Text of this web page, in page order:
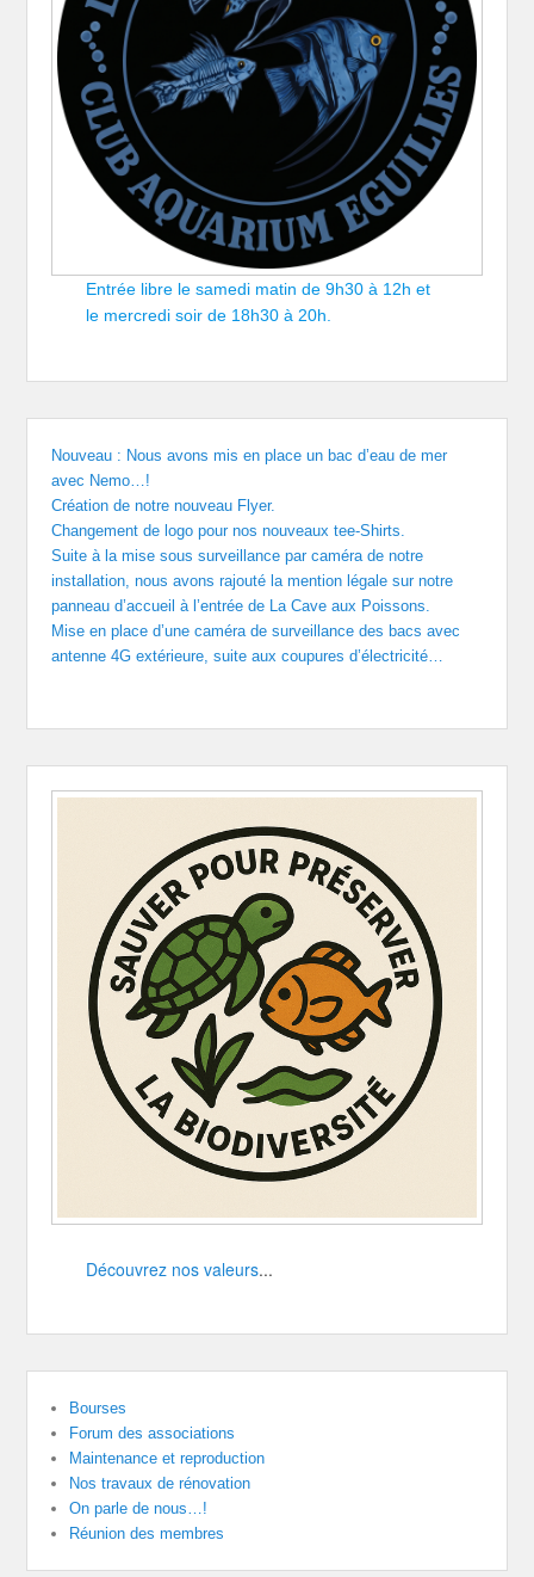
Entrée libre le samedi matin de 9h30 à 12h et
le mercredi soir de 18h30 à 20h.
Nouveau : Nous avons mis en place un bac d’eau de mer
avec Nemo…!
Création de notre nouveau Flyer.
Changement de logo pour nos nouveaux tee-Shirts.
Suite à la mise sous surveillance par caméra de notre
installation, nous avons rajouté la mention légale sur notre
panneau d’accueil à l’entrée de La Cave aux Poissons.
Mise en place d’une caméra de surveillance des bacs avec
antenne 4G extérieure, suite aux coupures d’électricité…
Découvrez nos valeurs...
Bourses
Forum des associations
Maintenance et reproduction
Nos travaux de rénovation
On parle de nous…!
Réunion des membres